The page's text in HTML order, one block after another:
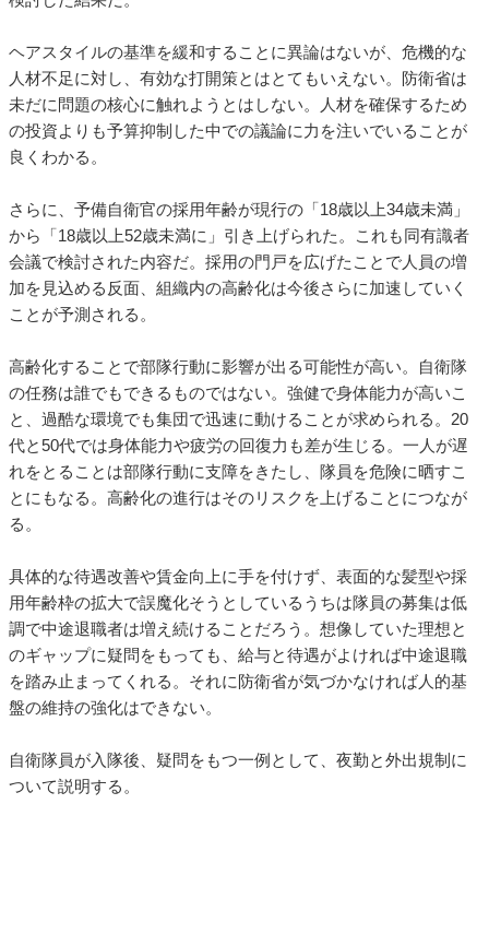
ヘアスタイルの基準を緩和することに異論はないが、危機的な
人材不足に対し、有効な打開策とはとてもいえない。防衛省は
未だに問題の核心に触れようとはしない。人材を確保するため
の投資よりも予算抑制した中での議論に力を注いでいることが
良くわかる。
さらに、予備自衛官の採用年齢が現行の「18歳以上34歳未満」
から「18歳以上52歳未満に」引き上げられた。これも同有識者
会議で検討された内容だ。採用の門戸を広げたことで人員の増
加を見込める反面、組織内の高齢化は今後さらに加速していく
ことが予測される。
高齢化することで部隊行動に影響が出る可能性が高い。自衛隊
の任務は誰でもできるものではない。強健で身体能力が高いこ
と、過酷な環境でも集団で迅速に動けることが求められる。20
代と50代では身体能力や疲労の回復力も差が生じる。一人が遅
れをとることは部隊行動に支障をきたし、隊員を危険に晒すこ
とにもなる。高齢化の進行はそのリスクを上げることにつなが
る。
具体的な待遇改善や賃金向上に手を付けず、表面的な髪型や採
用年齢枠の拡大で誤魔化そうとしているうちは隊員の募集は低
調で中途退職者は増え続けることだろう。想像していた理想と
のギャップに疑問をもっても、給与と待遇がよければ中途退職
を踏み止まってくれる。それに防衛省が気づかなければ人的基
盤の維持の強化はできない。
自衛隊員が入隊後、疑問をもつ一例として、夜勤と外出規制に
ついて説明する。